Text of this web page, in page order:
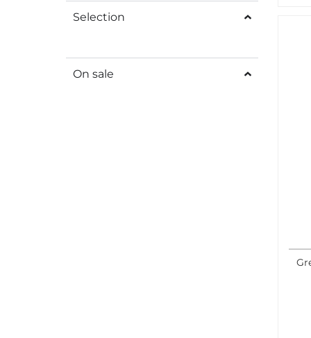
Selection
On sale